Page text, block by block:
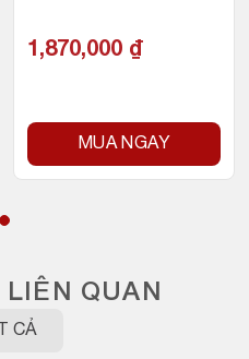
1,870,000 ₫
MUA NGAY
QUAN
CẢ